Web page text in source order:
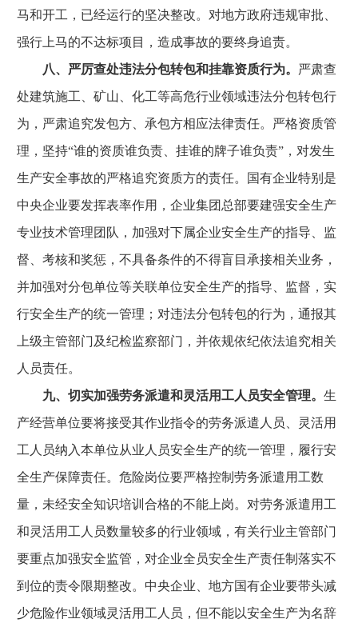
马和开工，已经运行的坚决整改。对地方政府违规审批、
强行上马的不达标项目，造成事故的要终身追责。
八、严厉查处违法分包转包和挂靠资质行为。 严肃查
处建筑施工、矿山、化工等高危行业领域违法分包转包行
为，严肃追究发包方、承包方相应法律责任。严格资质管
理，坚持“谁的资质谁负责、挂谁的牌子谁负责”，对发生
生产安全事故的严格追究资质方的责任。国有企业特别是
中央企业要发挥表率作用，企业集团总部要建强安全生产
专业技术管理团队，加强对下属企业安全生产的指导、监
督、考核和奖惩，不具备条件的不得盲目承接相关业务，
并加强对分包单位等关联单位安全生产的指导、监督，实
行安全生产的统一管理；对违法分包转包的行为，通报其
上级主管部门及纪检监察部门，并依规依纪依法追究相关
人员责任。
九、切实加强劳务派遣和灵活用工人员安全管理。 生
产经营单位要将接受其作业指令的劳务派遣人员、灵活用
工人员纳入本单位从业人员安全生产的统一管理，履行安
全生产保障责任。危险岗位要严格控制劳务派遣用工数
量，未经安全知识培训合格的不能上岗。对劳务派遣用工
和灵活用工人员数量较多的行业领域，有关行业主管部门
要重点加强安全监管，对企业全员安全生产责任制落实不
到位的责令限期整改。中央企业、地方国有企业要带头减
少危险作业领域灵活用工人员，但不能以安全生产为名辞